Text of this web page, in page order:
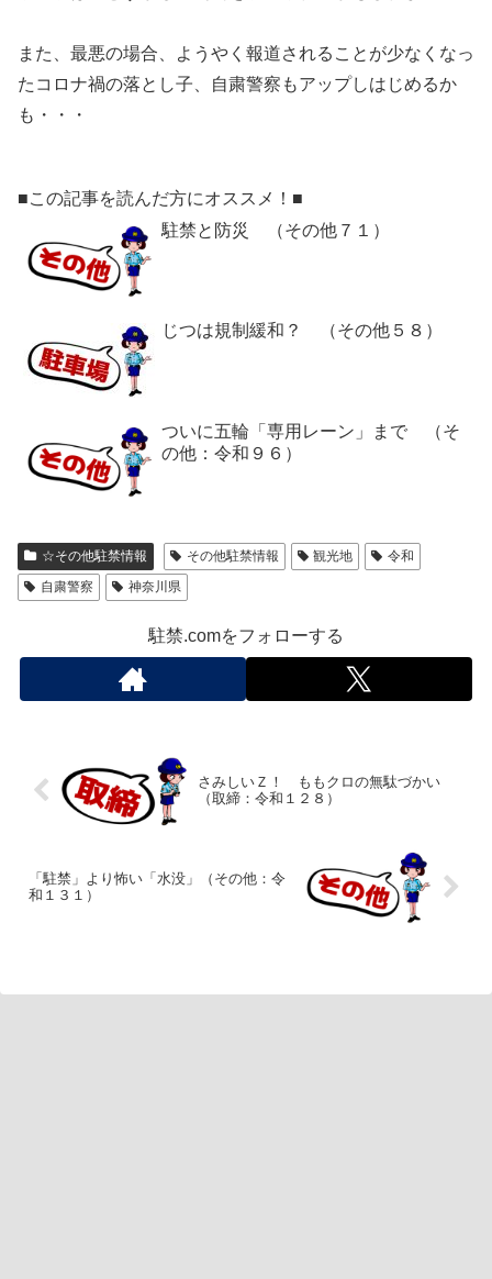
また、最悪の場合、ようやく報道されることが少なくなっ
たコロナ禍の落とし子、自粛警察もアップしはじめるか
も・・・
■この記事を読んだ方にオススメ！■
駐禁と防災 （その他７１）
じつは規制緩和？ （その他５８）
ついに五輪「専用レーン」まで （そ
の他：令和９６）
☆その他駐禁情報 その他駐禁情報 観光地
令和
自粛警察
神奈川県
駐禁.comをフォローする
さみしいＺ！ ももクロの無駄づかい
（取締：令和１２８）
「駐禁」より怖い「水没」（その他：令
和１３１）